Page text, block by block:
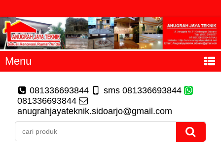
Menu
081336693844
sms 081336693844
081336693844
anugrahjayateknik.sidoarjo@gmail.com